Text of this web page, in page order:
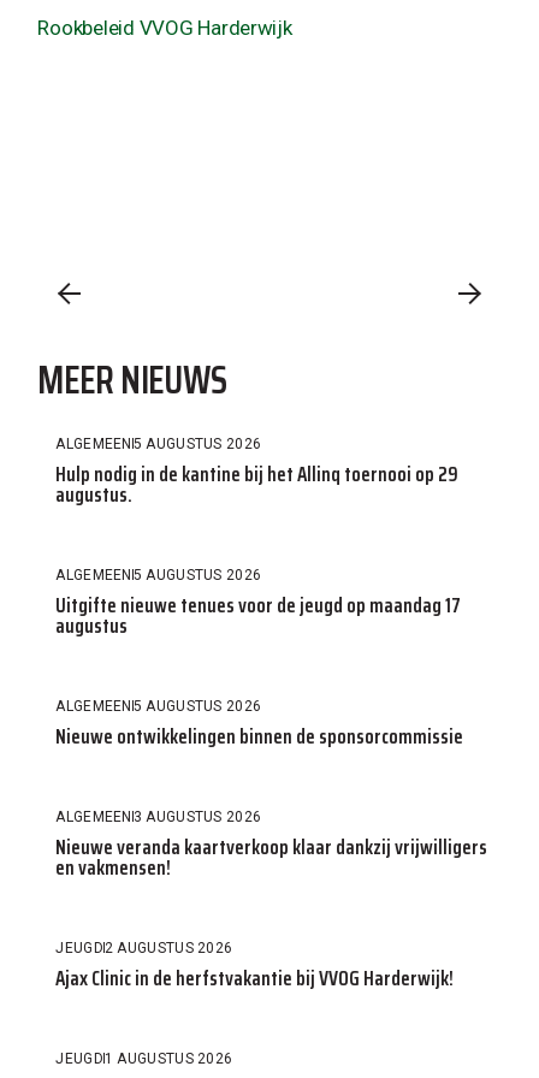
Rookbeleid VVOG Harderwijk
MEER NIEUWS
ALGEMEEN5 AUGUSTUS 2026
Hulp nodig in de kantine bij het Allinq toernooi op 29
augustus.
ALGEMEEN5 AUGUSTUS 2026
Uitgifte nieuwe tenues voor de jeugd op maandag 17
augustus
ALGEMEEN5 AUGUSTUS 2026
Nieuwe ontwikkelingen binnen de sponsorcommissie
ALGEMEEN3 AUGUSTUS 2026
Nieuwe veranda kaartverkoop klaar dankzij vrijwilligers
en vakmensen!
JEUGD2 AUGUSTUS 2026
Ajax Clinic in de herfstvakantie bij VVOG Harderwijk!
JEUGD1 AUGUSTUS 2026